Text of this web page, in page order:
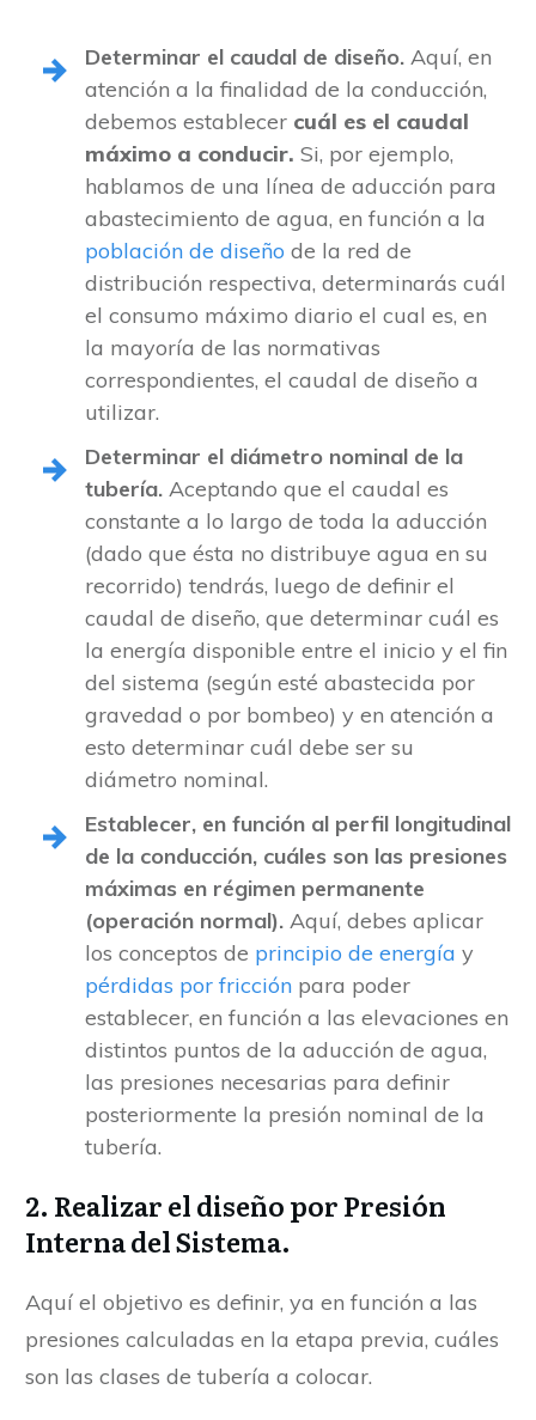
Determinar el caudal de diseño. Aquí, en
atención a la finalidad de la conducción,
debemos establecer cuál es el caudal
máximo a conducir. Si, por ejemplo,
hablamos de una línea de aducción para
abastecimiento de agua, en función a la
población de diseño de la red de
distribución respectiva, determinarás cuál
el consumo máximo diario el cual es, en
la mayoría de las normativas
correspondientes, el caudal de diseño a
utilizar.
Determinar el diámetro nominal de la
tubería. Aceptando que el caudal es
constante a lo largo de toda la aducción
(dado que ésta no distribuye agua en su
recorrido) tendrás, luego de definir el
caudal de diseño, que determinar cuál es
la energía disponible entre el inicio y el fin
del sistema (según esté abastecida por
gravedad o por bombeo) y en atención a
esto determinar cuál debe ser su
diámetro nominal.
Establecer, en función al perfil longitudinal
de la conducción, cuáles son las presiones
máximas en régimen permanente
(operación normal). Aquí, debes aplicar
los conceptos de principio de energía y
pérdidas por fricción para poder
establecer, en función a las elevaciones en
distintos puntos de la aducción de agua,
las presiones necesarias para definir
posteriormente la presión nominal de la
tubería.
2. Realizar el diseño por Presión
Interna del Sistema.
Aquí el objetivo es definir, ya en función a las
presiones calculadas en la etapa previa, cuáles
son las clases de tubería a colocar.